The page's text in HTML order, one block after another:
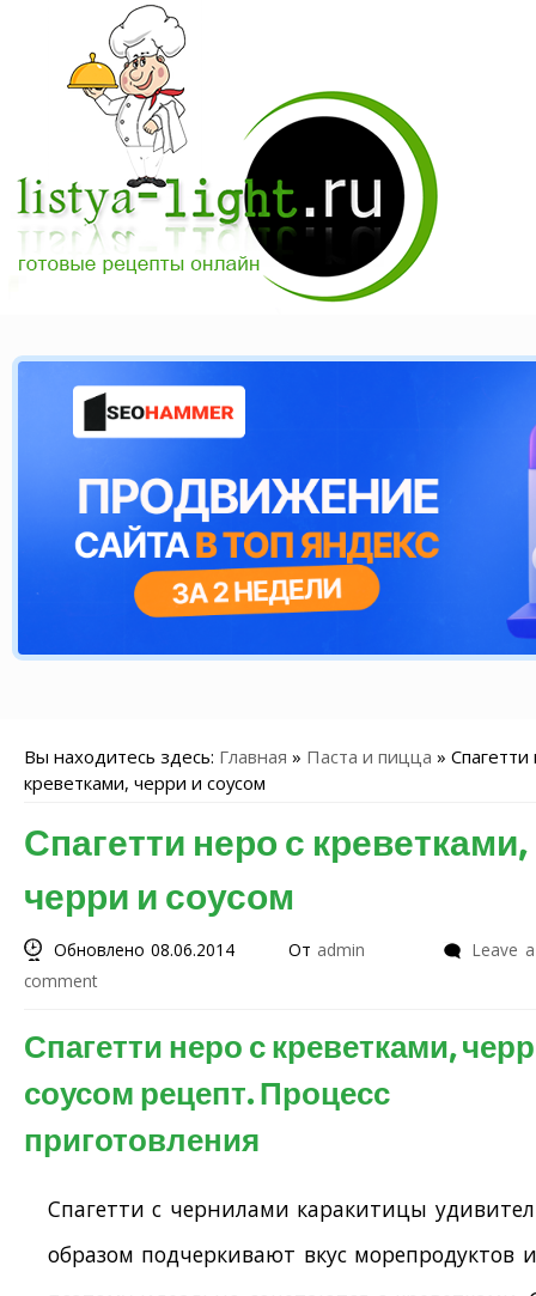
Вы находитесь здесь: Главная » Паста и пицца » Спагетти
креветками, черри и соусом
Спагетти неро с креветками,
черри и соусом
Обновлено 08.06.2014 От admin
Leave a
comment
Спагетти неро с креветками,
соусом рецепт. Процесс
приготовления
Спагетти с чернилами каракитицы
образом подчеркивают вкус морепродуктов и